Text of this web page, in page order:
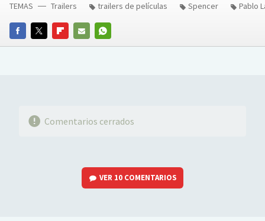
FACEBOOKTWITTERFLIPBOARD
E-
WHATSAPP
TEMAS Trailers trailers de películas Spencer Pablo
Comentarios cerrados
VER 10 COMENTARIOS